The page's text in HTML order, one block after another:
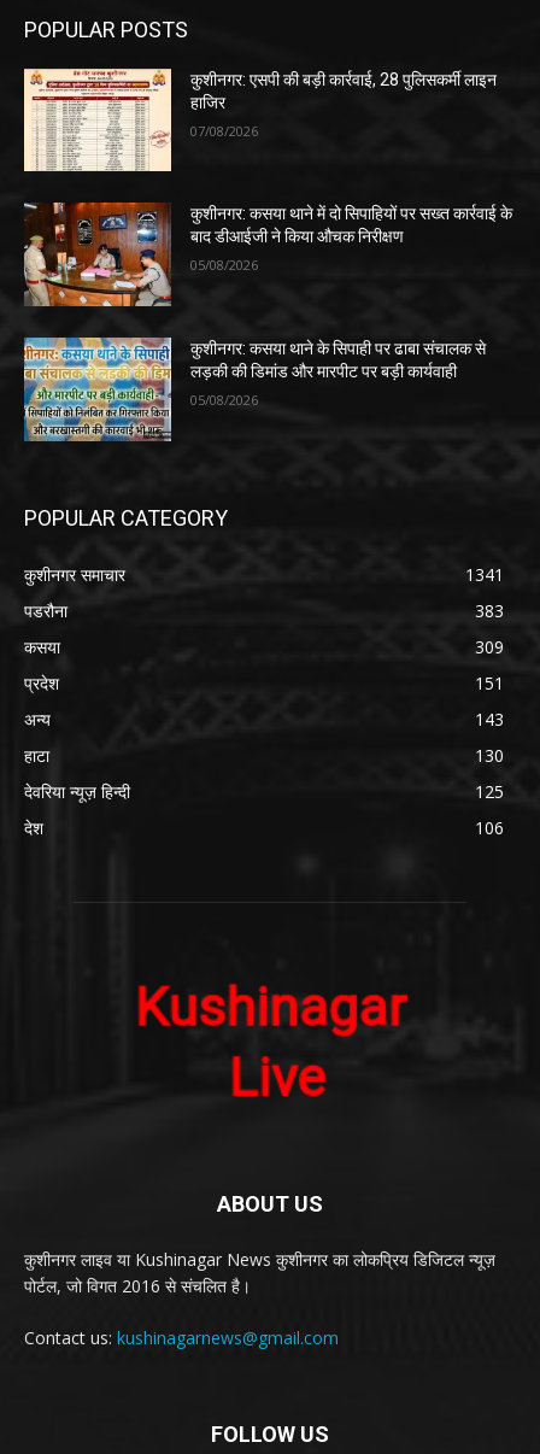
POPULAR POSTS
कुशीनगर: एसपी की बड़ी कार्रवाई, 28 पुलिसकर्मी लाइन
हाजिर
07/08/2026
कुशीनगर: कसया थाने में दो सिपाहियों पर सख्त कार्रवाई के
बाद डीआईजी ने किया औचक निरीक्षण
05/08/2026
कुशीनगर: कसया थाने के सिपाही पर ढाबा संचालक से
लड़की की डिमांड और मारपीट पर बड़ी कार्यवाही
05/08/2026
POPULAR CATEGORY
कुशीनगर समाचार
1341
पडरौना
383
कसया
309
प्रदेश
151
अन्य
143
हाटा
130
देवरिया न्यूज़ हिन्दी
125
देश
106
ABOUT US
कुशीनगर लाइव या Kushinagar News कुशीनगर का लोकप्रिय डिजिटल न्यूज़
पोर्टल, जो विगत 2016 से संचलित है।
Contact us: kushinagarnews@gmail.com
FOLLOW US